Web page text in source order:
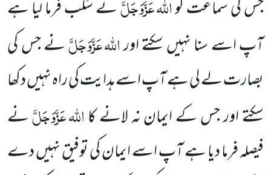
جس کی سماعت کو
نے سَلب فرما لیا ہے
آپ اسے سنا نہیں سکتے اوراللہعَزَّوَجَلَّنے جس کی
بصارت لے لی ہے آپ اسے ہدایت کی راہ نہیں دکھا
سکتے اور جس کے ایمان نہ لانے کااللہعَزَّوَجَلَّنے
فیصلہ فرما دیا ہے آپ اسے ایمان کی توفیق نہیں دے